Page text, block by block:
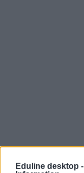
Eduline desktop -
kollégiumi díjak